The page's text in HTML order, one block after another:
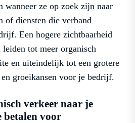
wanneer ze op zoek zijn naar
of diensten die verband
Een hogere zichtbaarheid
tot meer organisch
en uiteindelijk tot een grotere
groeikansen voor je bedrijf.
verkeer naar je
betalen voor